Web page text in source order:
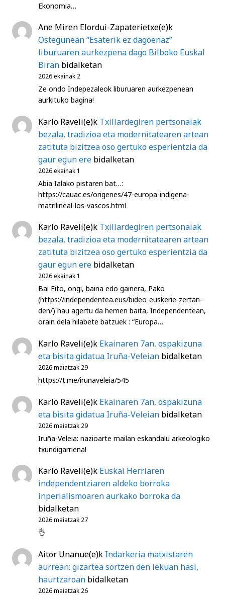
Ekonomia…
Ane Miren Elordui-Zapaterietxe(e)k
Ostegunean “Esaterik ez dagoenaz”
liburuaren aurkezpena dago Bilboko Euskal
Biran bidalketan
2026 ekainak 2
Ze ondo Indepezaleok liburuaren aurkezpenean
aurkituko bagina!
Karlo Raveli(e)k Txillardegiren pertsonaiak
bezala, tradizioa eta modernitatearen artean
zatituta bizitzea oso gertuko esperientzia da
gaur egun ere bidalketan
2026 ekainak 1
Abia Ialako pistaren bat…:
https://cauac.es/origenes/47-europa-indigena-
matrilineal-los-vascos.html
Karlo Raveli(e)k Txillardegiren pertsonaiak
bezala, tradizioa eta modernitatearen artean
zatituta bizitzea oso gertuko esperientzia da
gaur egun ere bidalketan
2026 ekainak 1
Bai Fito, ongi, baina edo gainera, Pako
(https://independentea.eus/bideo-euskerie-zertan-
den/) hau agertu da hemen baita, Independentean,
orain dela hilabete batzuek : “Europa…
Karlo Raveli(e)k Ekainaren 7an, ospakizuna
eta bisita gidatua Iruña-Veleian bidalketan
2026 maiatzak 29
https://t.me/irunaveleia/545
Karlo Raveli(e)k Ekainaren 7an, ospakizuna
eta bisita gidatua Iruña-Veleian bidalketan
2026 maiatzak 29
Iruña-Veleia: nazioarte mailan eskandalu arkeologiko
txundigarriena!
Karlo Raveli(e)k Euskal Herriaren
independentziaren aldeko borroka
inperialismoaren aurkako borroka da
bidalketan
2026 maiatzak 27
👌
Aitor Unanue(e)k Indarkeria matxistaren
aurrean: gizartea sortzen den lekuan hasi,
haurtzaroan bidalketan
2026 maiatzak 26